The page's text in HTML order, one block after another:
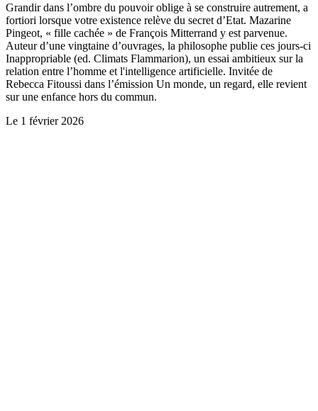
Grandir dans l’ombre du pouvoir oblige à se construire autrement, a
fortiori lorsque votre existence relève du secret d’Etat. Mazarine
Pingeot, « fille cachée » de François Mitterrand y est parvenue.
Auteur d’une vingtaine d’ouvrages, la philosophe publie ces jours-ci
Inappropriable (ed. Climats Flammarion), un essai ambitieux sur la
relation entre l’homme et l'intelligence artificielle. Invitée de
Rebecca Fitoussi dans l’émission Un monde, un regard, elle revient
sur une enfance hors du commun.
Le 1 février 2026